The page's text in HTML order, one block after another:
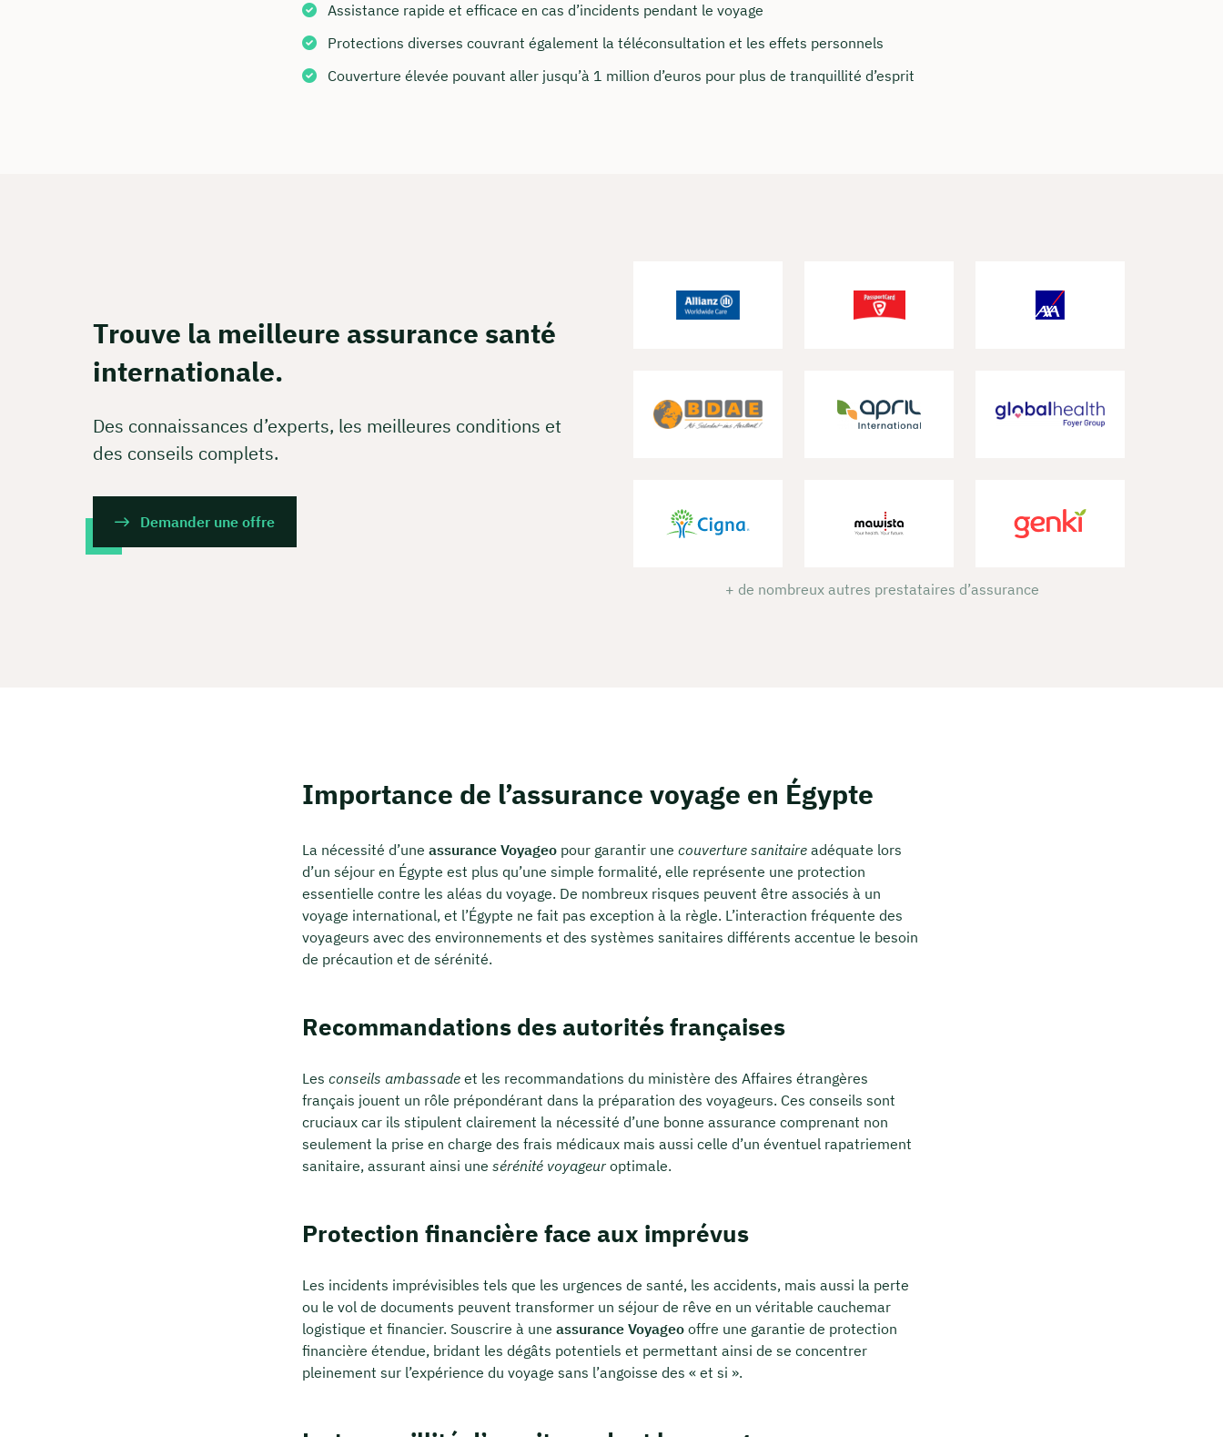
Assistance rapide et efficace en cas d’incidents pendant le voyage
Protections diverses couvrant également la téléconsultation et les effets personnels
Couverture élevée pouvant aller jusqu’à 1 million d’euros pour plus de tranquillité d’esprit
Trouve la meilleure assurance santé
internationale.
Des connaissances d’experts, les meilleures conditions et
des conseils complets.
Demander une offre
+ de nombreux autres prestataires d’assurance
Importance de l’assurance voyage en Égypte
La nécessité d’une assurance Voyageo pour garantir une couverture sanitaire adéquate lors
d’un séjour en Égypte est plus qu’une simple formalité, elle représente une protection
essentielle contre les aléas du voyage. De nombreux risques peuvent être associés à un
voyage international, et l’Égypte ne fait pas exception à la règle. L’interaction fréquente des
voyageurs avec des environnements et des systèmes sanitaires différents accentue le besoin
de précaution et de sérénité.
Recommandations des autorités françaises
Les conseils ambassade et les recommandations du ministère des Affaires étrangères
français jouent un rôle prépondérant dans la préparation des voyageurs. Ces conseils sont
cruciaux car ils stipulent clairement la nécessité d’une bonne assurance comprenant non
seulement la prise en charge des frais médicaux mais aussi celle d’un éventuel rapatriement
sanitaire, assurant ainsi une sérénité voyageur optimale.
Protection financière face aux imprévus
Les incidents imprévisibles tels que les urgences de santé, les accidents, mais aussi la perte
ou le vol de documents peuvent transformer un séjour de rêve en un véritable cauchemar
logistique et financier. Souscrire à une assurance Voyageo offre une garantie de protection
financière étendue, bridant les dégâts potentiels et permettant ainsi de se concentrer
pleinement sur l’expérience du voyage sans l’angoisse des « et si ».
Comment nous joindre
Calcul de tous les coûts en direct et par partage d'écran
Apprenez à nous connaître personnellement, en direct et en couleur